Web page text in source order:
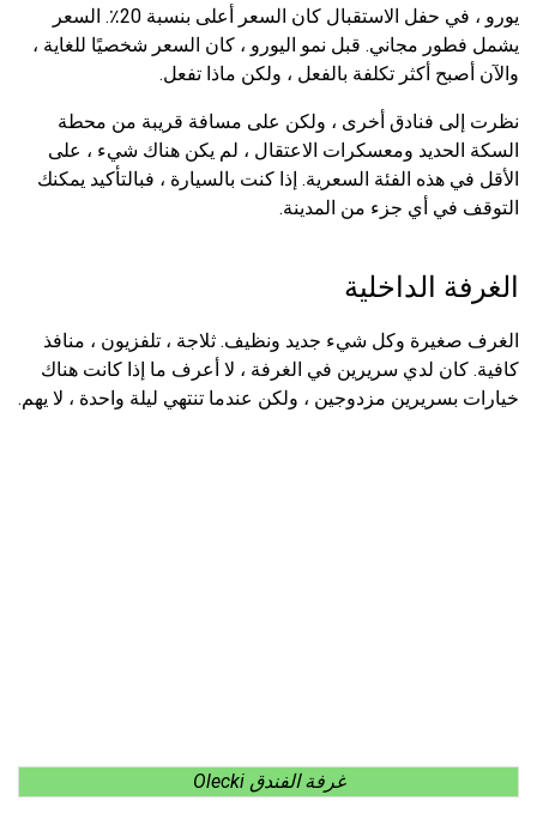
يورو ، في حفل الاستقبال كان السعر أعلى بنسبة 20٪. السعر
يشمل فطور مجاني. قبل نمو اليورو ، كان السعر شخصيًا للغاية ،
والآن أصبح أكثر تكلفة بالفعل ، ولكن ماذا تفعل.
نظرت إلى فنادق أخرى ، ولكن على مسافة قريبة من محطة
السكة الحديد ومعسكرات الاعتقال ، لم يكن هناك شيء ، على
الأقل في هذه الفئة السعرية. إذا كنت بالسيارة ، فبالتأكيد يمكنك
التوقف في أي جزء من المدينة.
الغرفة الداخلية
الغرف صغيرة وكل شيء جديد ونظيف. ثلاجة ، تلفزيون ، منافذ
كافية. كان لدي سريرين في الغرفة ، لا أعرف ما إذا كانت هناك
خيارات بسريرين مزدوجين ، ولكن عندما تنتهي ليلة واحدة ، لا يهم.
غرفة الفندق Olecki